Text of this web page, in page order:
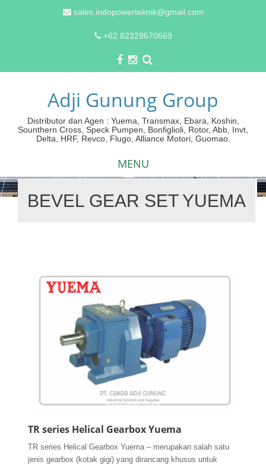
sales.indopowerteknik@gmail.com
+62 82329670669
Adji Gunung Group
Distributor dan Agen : Yuema, Transmax, Ebara, Koshin,
Sounthern Cross, Speck Pumpen, Bonfiglioli, Rotor, Abb, Invt,
Delta, HRF, Revco, Flugo, Alliance Motori, Guomao.
MENU
Skip
BEVEL GEAR SET YUEMA
TR series Helical Gearbox Yuema
TR series Helical Gearbox Yuema – merupakan salah satu
jenis gearbox (kotak gigi) yang dirancang khusus untuk